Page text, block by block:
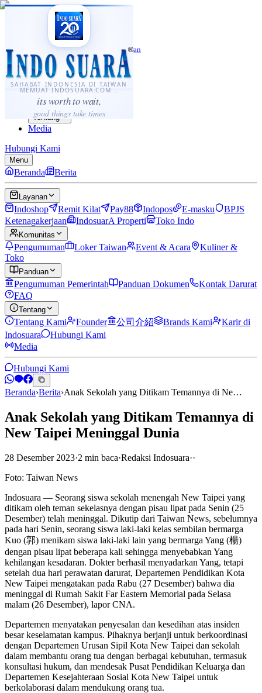
SAHABAT INDONESIA DI TAIWAN
MEMUAT INDOSUARA.COM...
its worth to wait,
good things take times
·...
⌘K
Sahabat Indonesia di Taiwan
Berita
Layanan
Komunitas
Panduan
Tentang
Media
Hubungi Kami
Menu
Beranda Berita
Layanan
Indoshop Remit Kilat Pay88 Indopos E-masku
BPJS
Ketenagakerjaan
IndosuarA Properti Toko Indo
Komunitas
Pengumuman Loker Taiwan Event & Acara
Kuliner &
Toko
Panduan
Pengumuman Pemerintah Panduan Dokumen
Kontak Darurat
FAQ
Tentang
Tentang Kami Founder 公司介紹 Brands Kami
Karir di
Indosuara
Hubungi Kami
Media
Hubungi Kami
Beranda›Berita›Anak Sekolah yang Ditikam Temannya di Ne…
Anak Sekolah yang Ditikam Temannya di
New Taipei Meninggal Dunia
28 Desember 2023·2 min baca·Redaksi Indosuara··
Foto: Taiwan News
Indosuara — Seorang siswa sekolah menengah New Taipei yang
ditikam oleh teman sekelasnya dengan pisau lipat pada Senin (25
Desember) telah meninggal. Dikutip dari Taiwan News, sebelumnya
pada hari Senin, seorang siswa laki-laki kelas sembilan bermarga
Kuo (郭) menikam siswa laki-laki lain yang bermarga Yang (楊)
dengan pisau lipat beberapa kali sehingga menyebabkan Yang
kehilangan kesadaran. Dokter berhasil menyadarkan Yang, tetapi
setelah dua hari perawatan darurat, Departemen Pendidikan Kota
New Taipei mengatakan pada Rabu (27 Desember) bahwa dia
meninggal di Rumah Sakit Far Eastern Memorial pada Selasa
malam (26 Desember), lapor CNA.
Departemen menyatakan penyesalan dan kesedihan atas insiden
besar keselamatan kampus. Pihaknya berjanji untuk berkoordinasi
dengan Departemen Urusan Sipil Kota New Taipei dan sekolah
dalam membantu orang tua dengan berbagai kebutuhan, termasuk
konsultasi hukum, dan mendesak Pusat Pendidikan Keluarga dan
Departemen Kesejahteraan Sosial Kota New Taipei untuk
berkolaborasi dalam mendukung orang tua.